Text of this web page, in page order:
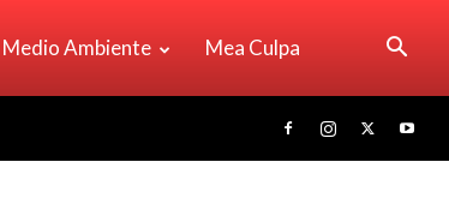
Medio Ambiente Mea Culpa